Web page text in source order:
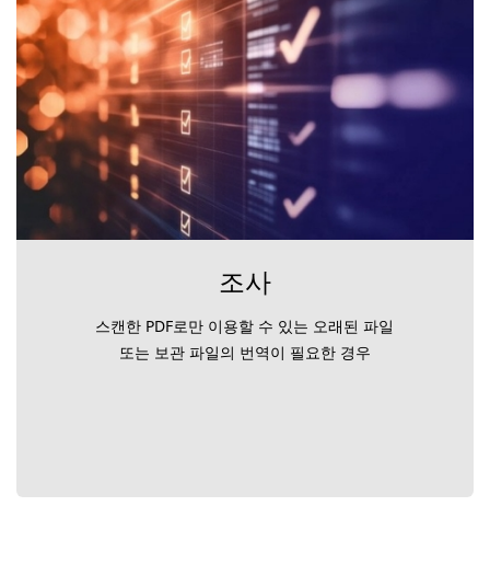
조사
스캔한 PDF로만 이용할 수 있는 오래된 파일
또는 보관 파일의 번역이 필요한 경우